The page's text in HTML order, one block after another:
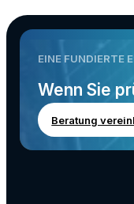
EINE FUNDIERTE
Wenn Sie
Beratung